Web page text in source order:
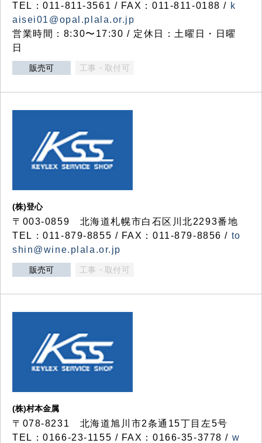
TEL：011-811-3561 / FAX：011-811-0188 / k
aisei01@opal.plala.or.jp
営業時間：8:30〜17:30 / 定休日：土曜日・日曜
日
販売可 工事・取付可
(株)登心
〒003-0859 北海道札幌市白石区川北2293番地
TEL：011-879-8855 / FAX：011-879-8856 / to
shin@wine.plala.or.jp
販売可 工事・取付可
(株)村本金属
〒078-8231 北海道旭川市2条通15丁目左5号
TEL：0166-23-1155 / FAX：0166-35-3778 / w